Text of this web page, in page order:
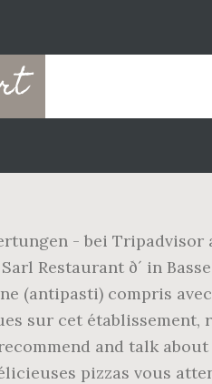
- bei
Restaurant ð´ in
(antipasti) compris
sur cet
and talk
pizzas vous